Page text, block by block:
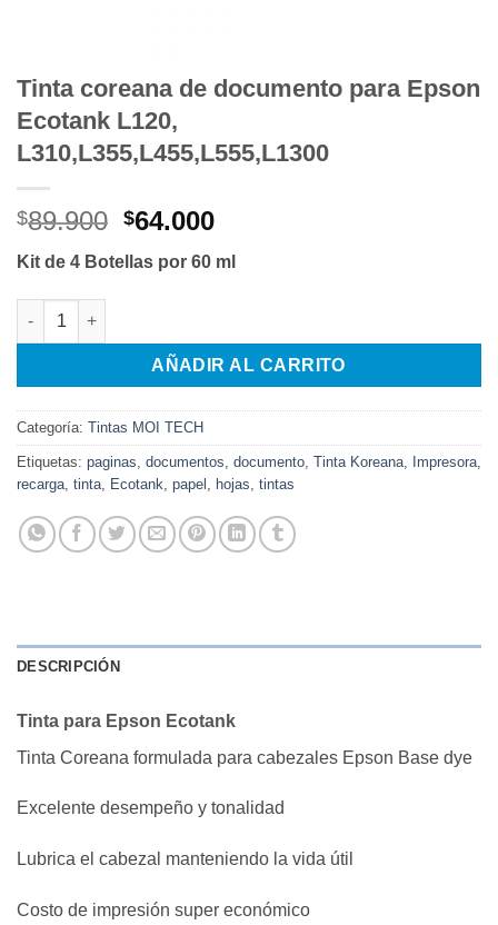
Tinta coreana de documento para Epson
Ecotank L120,
L310,L355,L455,L555,L1300
$89.900 El
original
$64.000El
actual
Kit de 4 Botellas por 60 ml
Tinta coreana de documento para Epson Ecotank L120,
AÑADIR AL CARRITO
Categoría: Tintas MOI TECH
Etiquetas: paginas documentos documento Tinta Koreana Impresora
recarga tinta Ecotank papel hojas tintas
DESCRIPCIÓN
Tinta para Epson Ecotank
Tinta Coreana formulada para cabezales Epson Base dye
Excelente desempeño y tonalidad
Lubrica el cabezal manteniendo la vida útil
Costo de impresión super económico